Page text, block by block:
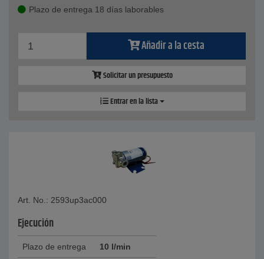
Plazo de entrega 18 días laborables
Añadir a la cesta
Solicitar un presupuesto
Entrar en la lista
Art. No.: 2593up3ac000
Ejecución
Plazo de entrega 10 l/min